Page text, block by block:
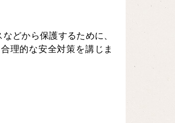
どから保護するために、
理的な安全対策を講じま